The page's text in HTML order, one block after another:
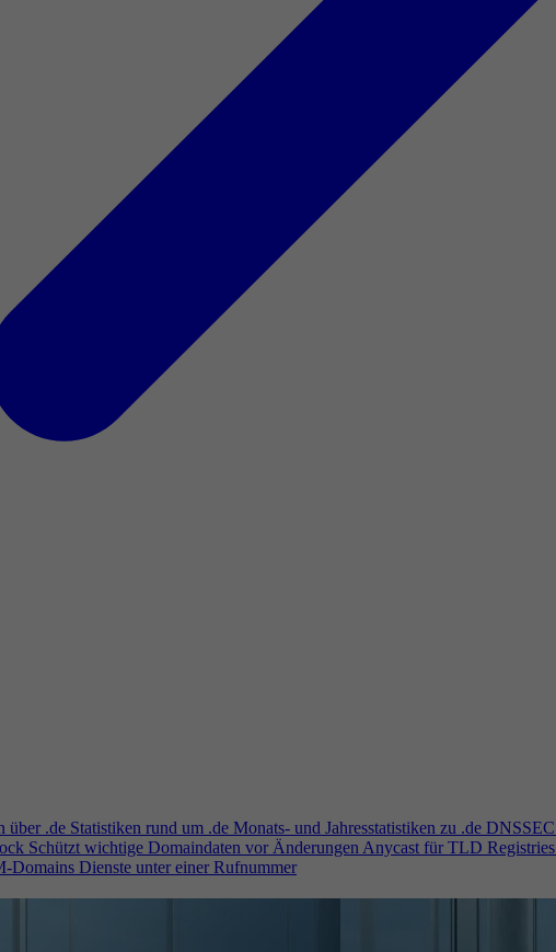
über .de Statistiken rund um .de Monats- und Jahresstatistiken zu .de DNSSEC
Schützt wichtige Domaindaten vor ÄnderungenAnycast für TLD Registries
Domains Dienste unter einer Rufnummer